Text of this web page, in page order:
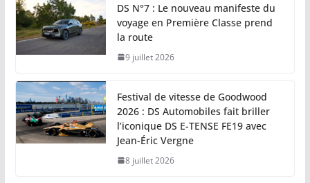
DS N°7 : Le nouveau manifeste du
voyage en Première Classe prend
la route
9 juillet 2026
Festival de vitesse de Goodwood
2026 : DS Automobiles fait briller
l’iconique DS E-TENSE FE19 avec
Jean-Éric Vergne
8 juillet 2026